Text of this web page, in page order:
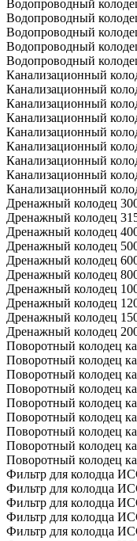
Водопроводный
Водопроводный
Водопроводный
Водопроводный
Водопроводный
Канализационный
Канализационный
Канализационный
Канализационный
Канализационный
Канализационный
Канализационный
Канализационный
Канализационный
Дренажный колодец
Дренажный колодец
Дренажный колодец
Дренажный колодец
Дренажный колодец
Дренажный колодец
Дренажный колодец
Дренажный колодец
Дренажный колодец
Дренажный колодец
Поворотный колодец
Поворотный колодец
Поворотный колодец
Поворотный колодец
Поворотный колодец
Поворотный колодец
Поворотный колодец
Поворотный колодец
Поворотный колодец
Фильтр для колодца
Фильтр для колодца
Фильтр для колодца
Фильтр для колодца
Фильтр для колодца